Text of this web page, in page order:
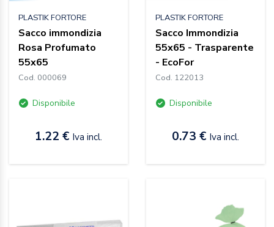
PLASTIK FORTORE
Sacco immondizia
Rosa Profumato
55x65
Cod. 000069
Disponibile
1.22 € Iva incl.
PLASTIK FORTORE
Sacco Immondizia
55x65 - Trasparente
- EcoFor
Cod. 122013
Disponibile
0.73 € Iva incl.